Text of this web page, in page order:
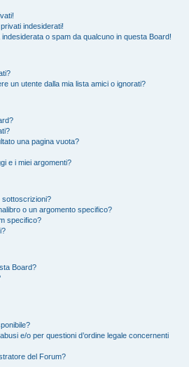
indesiderati!
o spam da qualcuno in questa Board!
un utente dalla mia lista amici o ignorati?
una pagina vuota?
e i miei argomenti?
sottoscrizioni?
o un argomento specifico?
specifico?
Board?
e/o per questioni d’ordine legale concernenti
del Forum?